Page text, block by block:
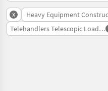
x Heavy Equipment
Telehandlers Telescopic Loaders